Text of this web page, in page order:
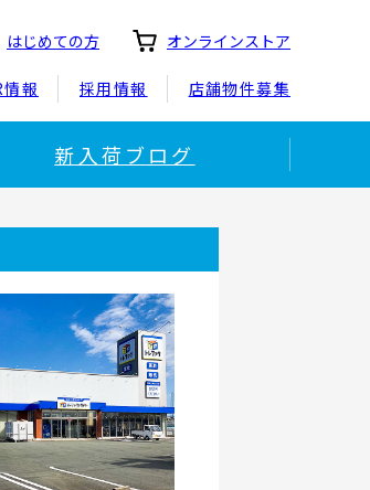
はじめての方 オンラインストア
報 採用情報 店舗物件募集
新入荷ブログ